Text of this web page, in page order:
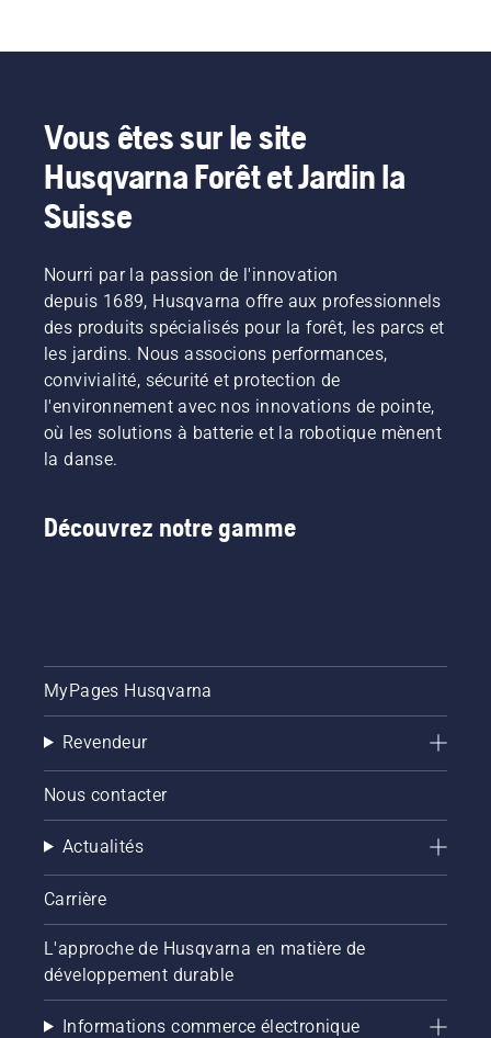
Vous êtes sur le site
Husqvarna Forêt et Jardin la
Suisse
Nourri par la passion de l'innovation
depuis 1689, Husqvarna offre aux professionnels
des produits spécialisés pour la forêt, les parcs et
les jardins. Nous associons performances,
convivialité, sécurité et protection de
l'environnement avec nos innovations de pointe,
où les solutions à batterie et la robotique mènent
la danse.
Découvrez notre gamme
MyPages Husqvarna
Revendeur
Nous contacter
Actualités
Carrière
L'approche de Husqvarna en matière de
développement durable
Informations commerce électronique